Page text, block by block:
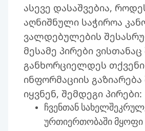
ასევე დასაშვებია,
აღნიშნული საჭიროა
ვალდებულების
მესამე პირები
განხორციელდეს თქვენი
ინფორმაციის
იყვნენ, შემდეგი პირები:
ჩვენთან
ურთიერთობაში მყოფი